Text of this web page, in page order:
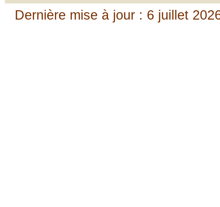
Dernière mise à jour : 6 juillet